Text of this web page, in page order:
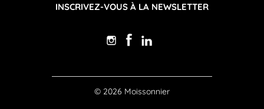
INSCRIVEZ-VOUS À LA NEWSLETTER
© 2026 Moissonnier